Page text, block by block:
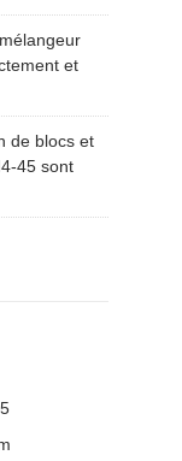
et
de blocs et
45 sont